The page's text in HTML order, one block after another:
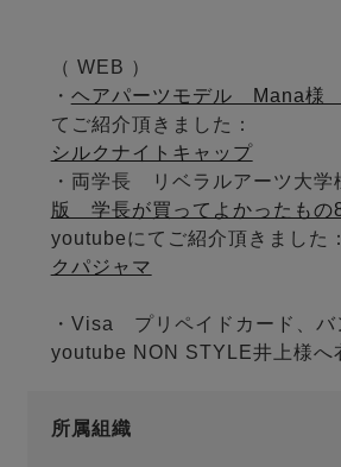
（ WEB ）
・ ヘアパーツモデル Mana様
てご紹介頂きました：
シルクナイトキャップ
・両学長 リベラルアーツ大学
版 学長が買ってよかったもの8
youtubeにてご紹介頂きました：
クパジャマ
・Visa プリペイドカード、
youtube NON STYLE井上様へ
所属組織